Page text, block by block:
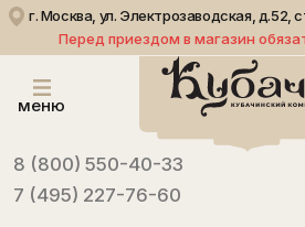
г. Москва, ул. Электрозаводская, д.52,
Перед приездом в магазин
меню
8 (800) 550-40-33
7 (495) 227-76-60